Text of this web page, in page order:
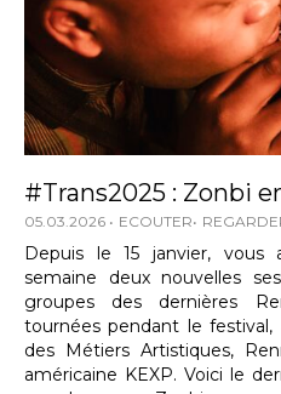
#Trans2025 : Zonbi
05.03.2026 ECOUTER
Depuis le 15 janvier, vous
semaine deux nouvelles
groupes des dernières
tournées pendant le festival,
des Métiers Artistiques,
américaine KEXP. Voici le